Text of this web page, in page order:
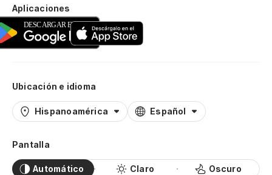
Aplicaciones
Ubicación e idioma
Hispanoamérica Español
Pantalla
Automático Claro Oscuro